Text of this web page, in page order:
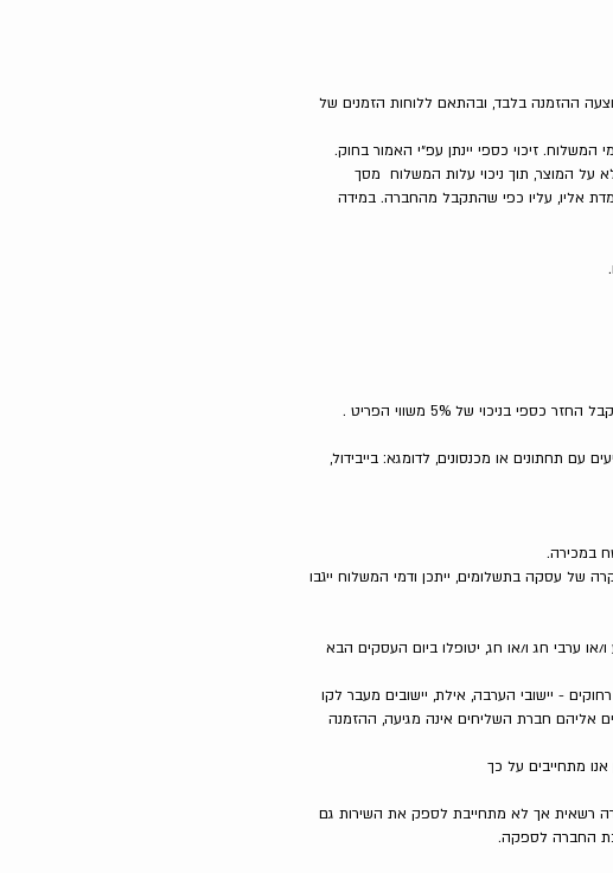
ההזמנה בלבד, ובהתאם ללוחות הזמנים של
זיכוי כספי יינתן עפ״י האמור בחוק.
על המוצר, תוך ניכוי עלות המשלוח מסך
אליו, עליו כפי שהתקבל מהחברה. במידה
7. מוצרים שנמכרו בהנחה כחלק מsale והלקוחה הביעה עניין להחזירם- החזרתם תתאפשר עד 5 ימי עסקים. הלקוחה תקבל החזר כספי בניכוי של 5% משווי הפריט .
עם תחתונים או מכנסונים, לדומגא: בייבידול,
של עסקה בתשלומים, ייתכן ודמי המשלוח ייגבו
סוף השבוע ו/או ערבי חג ו/או חג, יטופלו ביום העסקים הבא
ימי עסקים. במידה ומדובר על יישובים רחוקים - יישובי הערבה, אילת, יישובים מעבר לקו
וכתובת המשלוח נמצאת ביישובים אליהם חברת השליחים אינה מגיעה, ההזמנה
רשאית אך לא מתחייבת לספק את השירות גם
החברה לספקה.